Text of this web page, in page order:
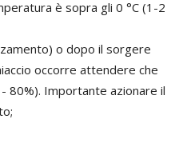
è sopra gli 0 °C (1-2
o dopo il sorgere
occorre attendere che
80%). Importante azionare il